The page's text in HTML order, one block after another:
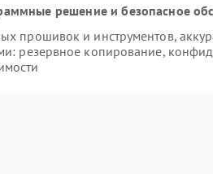
решение и безопасное
прошивок и инструментов,
резервное копирование,